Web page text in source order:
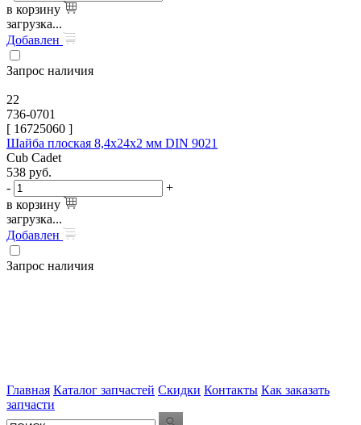
в корзину
загрузка...
Добавлен
Запрос наличия
22
736-0701
[ 16725060 ]
Шайба плоская 8,4х24х2 мм DIN 9021
Cub Cadet
538 руб.
-
+
в корзину
загрузка...
Добавлен
Запрос наличия
Главная Каталог запчастей Скидки Контакты Как заказать
запчасти